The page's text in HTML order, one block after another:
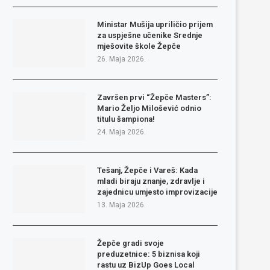
Ministar Mušija upriličio prijem
za uspješne učenike Srednje
mješovite škole Žepče
26. Maja 2026.
Završen prvi “Žepče Masters”:
Mario Željo Milošević odnio
titulu šampiona!
24. Maja 2026.
Tešanj, Žepče i Vareš: Kada
mladi biraju znanje, zdravlje i
zajednicu umjesto improvizacije
13. Maja 2026.
Žepče gradi svoje
preduzetnice: 5 biznisa koji
rastu uz BizUp Goes Local